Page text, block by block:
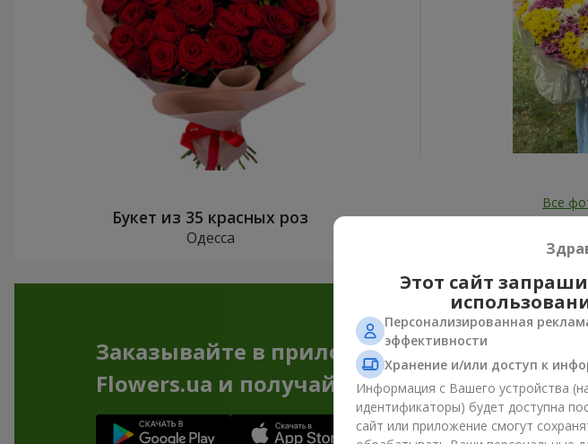
Букет из 35 красных роз
Одесса
Все
Заказывайте в приложении
Flowers.ua и получайте бонусы
Этот сайт
Персонализированная
эффективности
Хранение и/или доступ к
Информация с Вашего устройства
идентификаторы) будет доступна
сайт или приложение смогут